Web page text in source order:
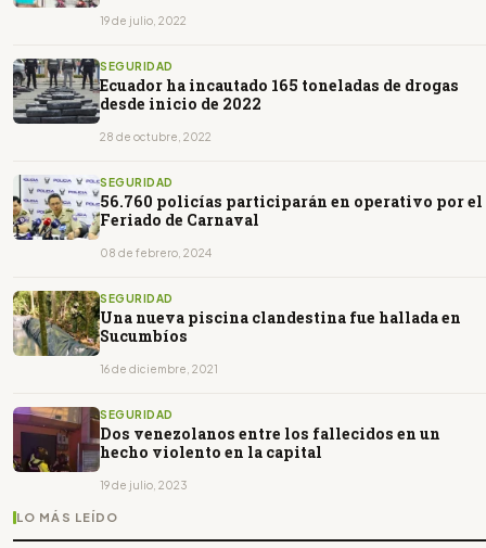
19 de julio, 2022
SEGURIDAD
Ecuador ha incautado 165 toneladas de drogas
desde inicio de 2022
28 de octubre, 2022
SEGURIDAD
56.760 policías participarán en operativo por el
Feriado de Carnaval
08 de febrero, 2024
SEGURIDAD
Una nueva piscina clandestina fue hallada en
Sucumbíos
16 de diciembre, 2021
SEGURIDAD
Dos venezolanos entre los fallecidos en un
hecho violento en la capital
19 de julio, 2023
LO MÁS LEÍDO